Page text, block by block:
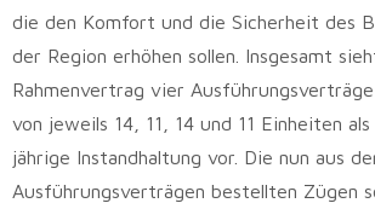
die den Komfort und die Sicherheit des
der Region erhöhen sollen. Insgesamt
Rahmenvertrag vier
von jeweils 14, 11, 14 und 11 Einheiten
jährige Instandhaltung vor. Die nun aus
Ausführungsverträgen bestellten Zügen